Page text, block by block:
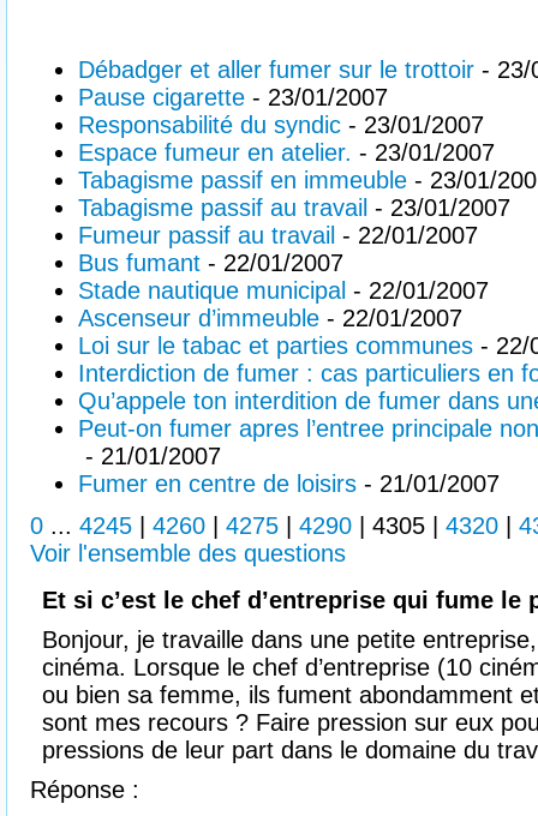
Débadger et aller fumer sur le trottoir - 23/
Pause cigarette - 23/01/2007
Responsabilité du syndic - 23/01/2007
Espace fumeur en atelier. - 23/01/2007
Tabagisme passif en immeuble - 23/01/
Tabagisme passif au travail - 23/01/2007
Fumeur passif au travail - 22/01/2007
Bus fumant - 22/01/2007
Stade nautique municipal - 22/01/2007
Ascenseur d’immeuble - 22/01/2007
Loi sur le tabac et parties communes - 22/
Interdiction de fumer : cas particuliers en
Qu’appele ton interdition de fumer dans
Peut-on fumer apres l’entree principale
- 21/01/2007
Fumer en centre de loisirs - 21/01/2007
0 ... 4245 4260 4275 4290 4305 4320
Voir l'ensemble des questions
Et si c’est le chef d’entreprise qui fume le
Bonjour, je travaille dans une petite
cinéma. Lorsque le chef d’entreprise (10
ou bien sa femme, ils fument abondamment
sont mes recours ? Faire pression sur eux
pressions de leur part dans le domaine du
Réponse :